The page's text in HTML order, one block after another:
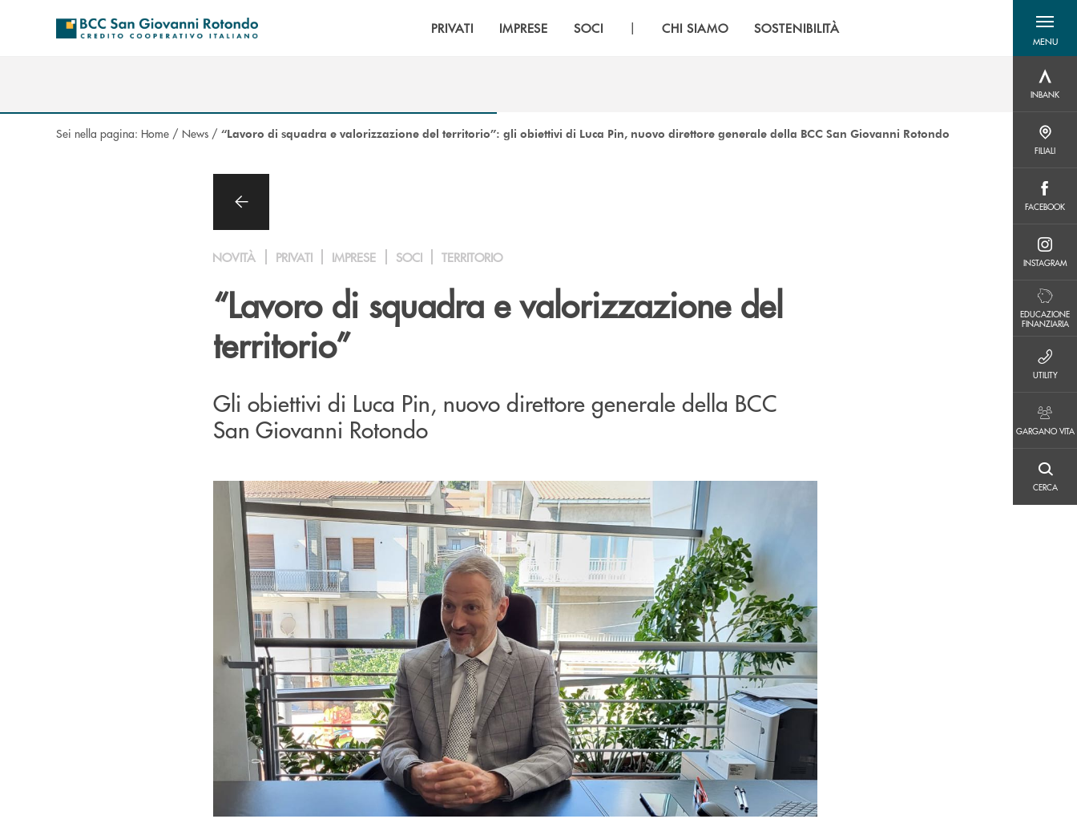
PRIVATI IMPRESE SOCI | CHI SIAMO SOSTENIBILITÀ
MENU
menu
INBANK
FILIALI
FACEBOOK
INSTAGRAM
EDUCAZIONE
FINANZIARIA
UTILITY
GARGANO VITA
CERCA
Sei nella pagina: Home / News / “Lavoro di squadra e valorizzazione del territorio”: gli obiettivi di Luca Pin, nuovo direttore generale della BCC San Giovanni Rotondo
NOVITÀ PRIVATI IMPRESE SOCI TERRITORIO
“Lavoro di squadra e valorizzazione del
territorio”
Gli obiettivi di Luca Pin, nuovo direttore generale della BCC
San Giovanni Rotondo